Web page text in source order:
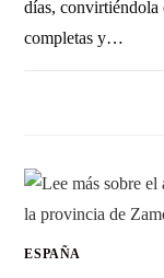
días, convirtiéndola
completas y…
ESPAÑA